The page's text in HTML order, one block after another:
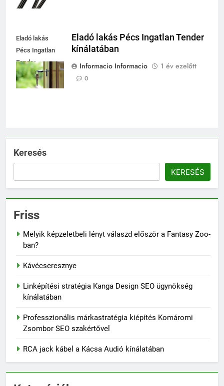
Eladó lakás
Pécs Ingatlan
Tender
kínálatában
Eladó lakás Pécs Ingatlan Tender
kínálatában
Informacio Informacio
1 év ezelőtt
0
Keresés
KERESÉS
Friss
Melyik képzeletbeli lényt válaszd először a Fantasy Zoo-
ban?
Kávécseresznye
Linképítési stratégia Kanga Design SEO ügynökség
kínálatában
Professzionális márkastratégia kiépítés Komáromi
Zsombor SEO szakértővel
RCA jack kábel a Kácsa Audió kínálatában